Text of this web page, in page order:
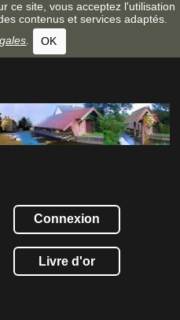
ce site, vous acceptez l'utilisation
contenus et services adaptés.
. OK
Connexion
Livre d'or